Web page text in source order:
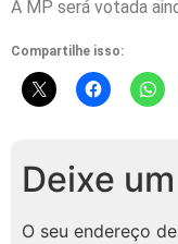
A MP será votada
Compartilhe isso:
Deixe
O seu endereço